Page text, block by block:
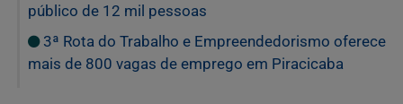
público de 12 mil pessoas
3ª Rota do Trabalho e Empreendedorismo oferece
mais de 800 vagas de emprego em Piracicaba